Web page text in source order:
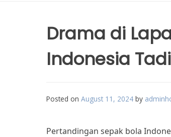
Drama di
Indonesia
Posted on August 11, 2024 by
Pertandingan sepak bola